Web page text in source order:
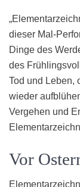
dieser Mal-
Dinge des
des
Tod und Leben,
wieder
Vergehen und
Vor